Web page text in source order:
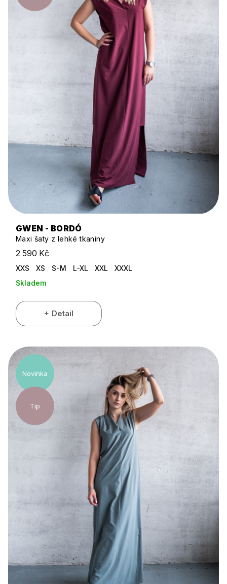
GWEN - BORDÓ
Maxi šaty z lehké tkaniny
2 590 Kč
XXS XS S-M L-XL XXL
XXXL
Skladem
Detail
Novinka
Tip